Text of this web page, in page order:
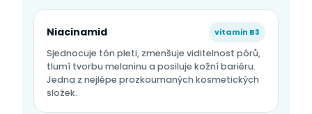
Niacinamid vitamin B3
Sjednocuje tón pleti, zmenšuje viditelnost pórů,
tlumí tvorbu melaninu a posiluje kožní bariéru.
Jedna z nejlépe prozkoumaných kosmetických
složek.